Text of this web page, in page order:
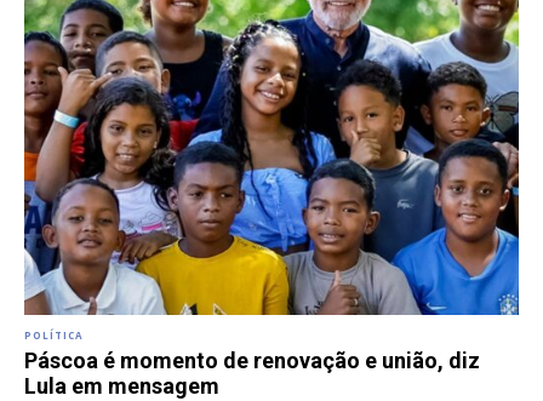
POLÍTICA
Páscoa é momento de renovação e união, diz
Lula em mensagem